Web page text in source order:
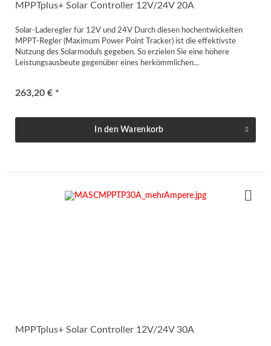
MPPTplus+ Solar Controller 12V/24V 20A
Solar-Laderegler für 12V und 24V Durch diesen hochentwickelten
MPPT-Regler (Maximum Power Point Tracker) ist die effektivste
Nutzung des Solarmoduls gegeben. So erzielen Sie eine höhere
Leistungsausbeute gegenüber eines herkömmlichen...
263,20 € *
In den Warenkorb
MPPTplus+ Solar Controller 12V/24V 30A